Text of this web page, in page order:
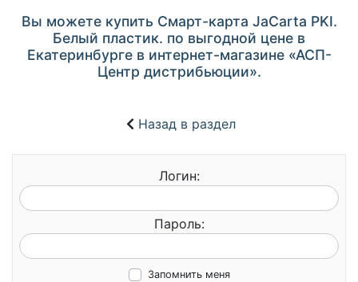
Вы можете купить Смарт-карта JaCarta PKI.
Белый пластик. по выгодной цене в
Екатеринбурге в интернет-магазине «АСП-
Центр дистрибьюции».
Назад в раздел
Логин:
Пароль:
Запомнить меня